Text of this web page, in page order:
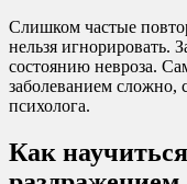
Слишком частые
нельзя игнорировать.
состоянию невроза.
заболеванием сложно,
психолога.
Как